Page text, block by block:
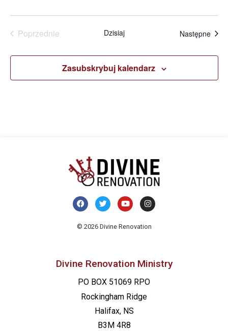
PoprzednieWydarzenia Dzisiaj Następne
Zasubskrybuj kalendarz
© 2026 Divine Renovation
Divine Renovation Ministry
PO BOX 51069 RPO
Rockingham Ridge
Halifax, NS
B3M 4R8